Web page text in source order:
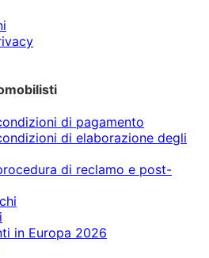
di pagamento
di elaborazione degli
di reclamo e post-
in Europa 2026